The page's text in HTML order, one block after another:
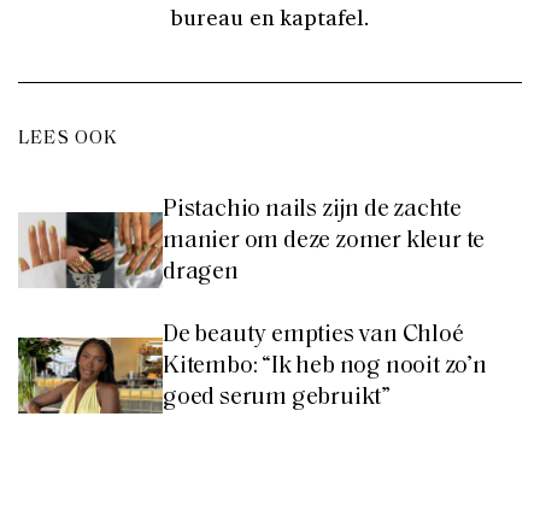
bureau en kaptafel.
LEES OOK
Pistachio nails zijn de zachte
manier om deze zomer kleur te
dragen
De beauty empties van Chloé
Kitembo: “Ik heb nog nooit zo’n
goed serum gebruikt”